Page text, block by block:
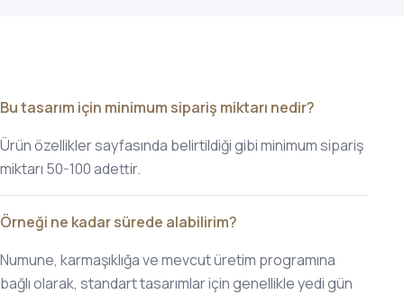
Bu tasarım için minimum sipariş miktarı nedir?
Ürün özellikler sayfasında belirtildiği gibi minimum sipariş
miktarı 50-100 adettir.
Örneği ne kadar sürede alabilirim?
Numune, karmaşıklığa ve mevcut üretim programına
bağlı olarak, standart tasarımlar için genellikle yedi gün